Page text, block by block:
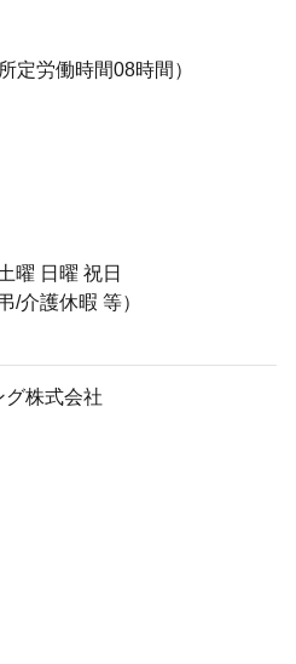
定労働時間08時間）
曜 日曜 祝日
/介護休暇 等）
グ株式会社